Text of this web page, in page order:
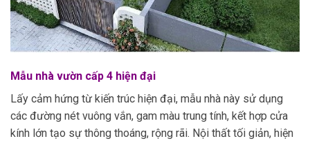
Mẫu nhà vườn cấp 4 hiện đại
Lấy cảm hứng từ kiến trúc hiện đại, mẫu nhà này sử dụng
các đường nét vuông vắn, gam màu trung tính, kết hợp cửa
kính lớn tạo sự thông thoáng, rộng rãi. Nội thất tối giản, hiện